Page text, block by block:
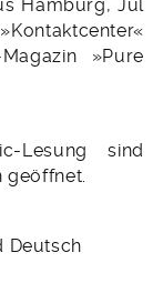
Hamburg, Jul
»Pure
Lesung sind
geöffnet.
Deutsch